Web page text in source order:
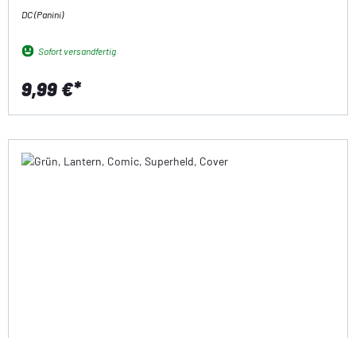
DC (Panini)
Sofort versandfertig
9,99 €*